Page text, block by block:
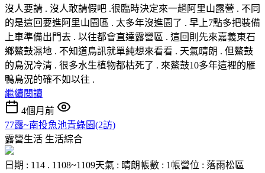
沒人要請 . 沒人敢請假吧 .很臨時決定來一趟阿里山露營 . 不同
的是這回要進阿里山園區 . 太多年沒進園了 . 早上7點多把裝備
上車準備出門去 . 以往都會直達露營區 . 這回則先來嘉義東石
鄉鰲鼓濕地 . 不知道鳥訊就單純想來看看 . 天氣晴朗 . 但鰲鼓
的鳥況冷清 . 很多水生植物都枯死了 . 來鰲鼓10多年這裡的雁
鴨鳥況的確不如以往 .
繼續閱讀
4個月前
77露~南投魚池青綠園(2訪)
露營生活 生活綜合
日期 : 114 . 1108~1109天氣 : 晴朗帳數 : 1帳營位 : 落雨松區